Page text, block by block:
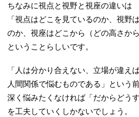
ちなみに視点と視野と視座の違いは
「視点はどこを見ているのか、視野
のか、視座はどこから（どの高さか
ということらしいです。
「人は分かり合えない、立場が違え
人間関係で悩むものである」という
深く悩みたくなければ「だからどう
を工夫していくしかないでしょう。